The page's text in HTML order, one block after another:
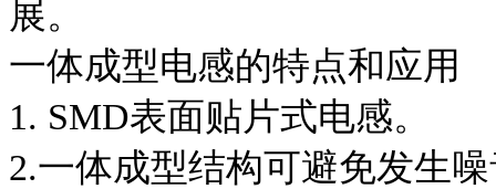
展。
一体成型电感的特点和应用
1. SMD表面贴片式电感。
2.一体成型结构可避免发生